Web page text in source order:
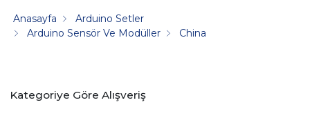
Anasayfa
Arduino Setler
Arduino Sensör Ve Modüller
China
Kategoriye Göre Alışveriş